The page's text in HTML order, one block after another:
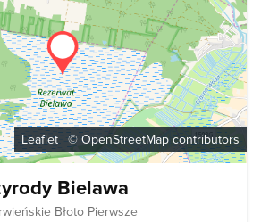
Leaflet | © OpenStreetMap contributors
Bielawa
Błoto Pierwsze